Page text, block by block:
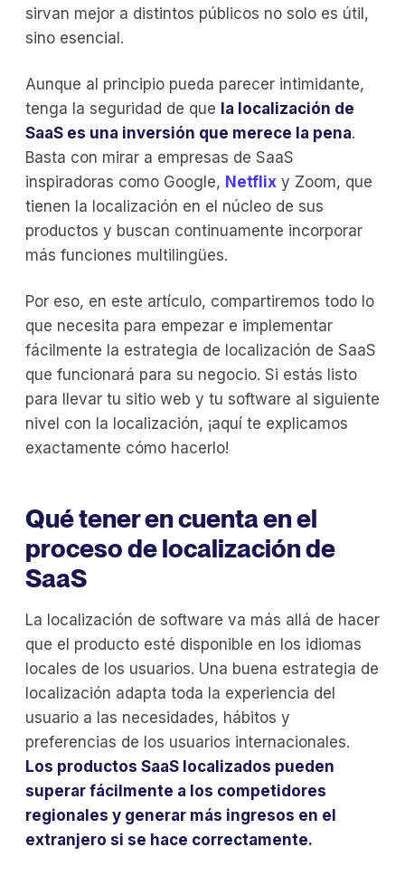
sirvan mejor a distintos públicos no solo es útil,
sino esencial.
Aunque al principio pueda parecer intimidante,
tenga la seguridad de que la localización de
SaaS es una inversión que merece la pena.
Basta con mirar a empresas de SaaS
inspiradoras como Google, Netflix y Zoom, que
tienen la localización en el núcleo de sus
productos y buscan continuamente incorporar
más funciones multilingües.
Por eso, en este artículo, compartiremos todo lo
que necesita para empezar e implementar
fácilmente la estrategia de localización de SaaS
que funcionará para su negocio. Si estás listo
para llevar tu sitio web y tu software al siguiente
nivel con la localización, ¡aquí te explicamos
exactamente cómo hacerlo!
Qué tener en cuenta en el
proceso de localización de
SaaS
La localización de software va más allá de hacer
que el producto esté disponible en los idiomas
locales de los usuarios. Una buena estrategia de
localización adapta toda la experiencia del
usuario a las necesidades, hábitos y
preferencias de los usuarios internacionales.
Los productos SaaS localizados pueden
superar fácilmente a los competidores
regionales y generar más ingresos en el
extranjero si se hace correctamente.